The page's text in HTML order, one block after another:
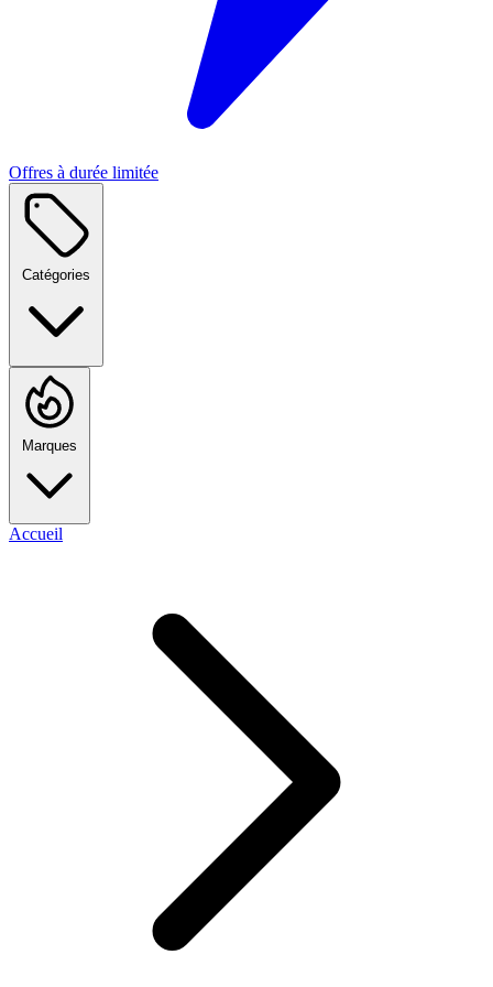
Offres à durée limitée
Catégories
Marques
Accueil